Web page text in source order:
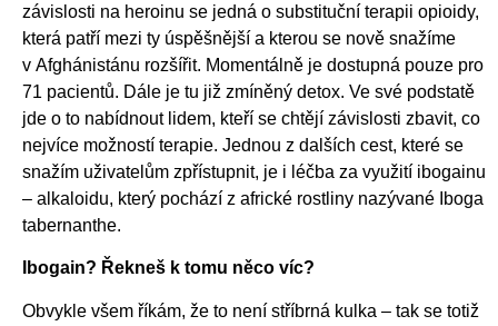
závislosti na heroinu se jedná o substituční terapii opioidy,
která patří mezi ty úspěšnější a kterou se nově snažíme
v Afghánistánu rozšířit. Momentálně je dostupná pouze pro
71 pacientů. Dále je tu již zmíněný detox. Ve své podstatě
jde o to nabídnout lidem, kteří se chtějí závislosti zbavit, co
nejvíce možností terapie. Jednou z dalších cest, které se
snažím uživatelům zpřístupnit, je i léčba za využití ibogainu
– alkaloidu, který pochází z africké rostliny nazývané Iboga
tabernanthe.
Ibogain? Řekneš k tomu něco víc?
Obvykle všem říkám, že to není stříbrná kulka – tak se totiž